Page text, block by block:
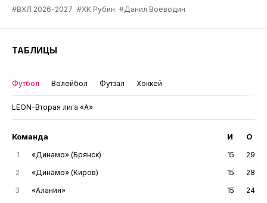
#ВХЛ 2026-2027 #ХК Рубин #Данил Воеводин
ТАБЛИЦЫ
Футбол Волейбол Футзал Хоккей
LEON-Вторая лига «А»
Команда И О
1 «Динамо» (Брянск) 15
29
2
«Динамо» (Киров) 15
28
3
«Алания» 15
24